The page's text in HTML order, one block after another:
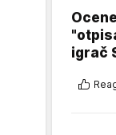
igrač